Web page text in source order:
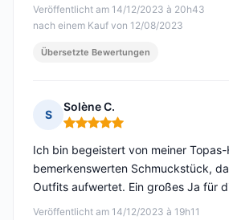
Veröffentlicht am 14/12/2023 à 20h43
nach einem Kauf von 12/08/2023
Übersetzte Bewertungen
S
Solène C.
Hinweis: 5 von 5
Veröffentlicht am 14/12/2023 à 19h11
Ich bin begeistert von meiner
bemerkenswerten Schmuckstück,
Outfits aufwertet. Ein großes Ja für